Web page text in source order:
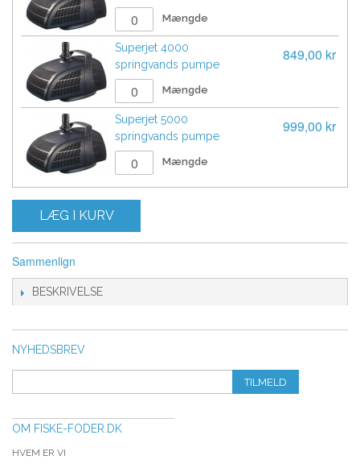
Mængde
Superjet 4000
springvands pumpe
Mængde
849,00 kr
Superjet 5000
springvands pumpe
Mængde
999,00 kr
LÆG I KURV
Sammenlign
BESKRIVELSE
NYHEDSBREV
TILMELD
OM FISKE-FODER.DK
HVEM ER VI